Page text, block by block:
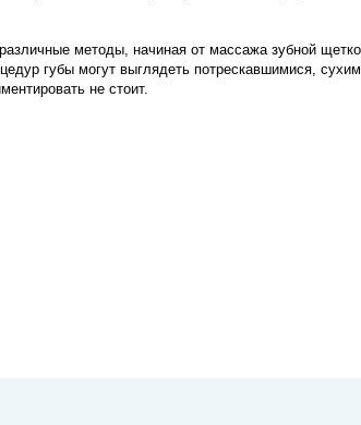
методы, начиная от массажа зубной
губы могут выглядеть потрескавшимися,
не стоит.